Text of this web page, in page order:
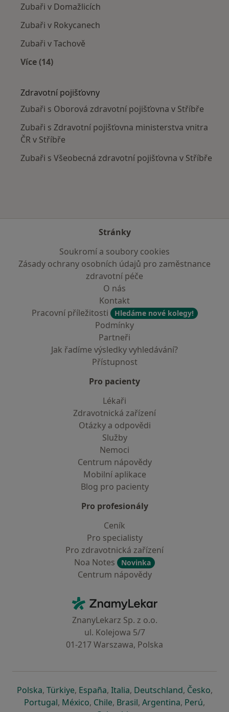
Zubaři v Domažlicích
Zubaři v Rokycanech
Zubaři v Tachově
Více (14)
Zdravotní pojišťovny
Zubaři s Oborová zdravotní pojišťovna v Stříbře
Zubaři s Zdravotní pojišťovna ministerstva vnitra
ČR v Stříbře
Zubaři s Všeobecná zdravotní pojišťovna v Stříbře
Stránky
Soukromí a soubory cookies
Zásady ochrany osobních údajů pro zaměstnance
zdravotní péče
O nás
Kontakt
Pracovní příležitosti
Hledáme nové kolegy!
Podmínky
Partneři
Jak řadíme výsledky vyhledávání?
Přístupnost
Pro pacienty
Lékaři
Zdravotnická zařízení
Otázky a odpovědi
Služby
Nemoci
Centrum nápovědy
Mobilní aplikace
Blog pro pacienty
Pro profesionály
Ceník
Pro specialisty
Pro zdravotnická zařízení
Noa Notes
Novinka
Centrum nápovědy
ZnamyLekar - Hlavní stránka
ZnanyLekarz Sp. z o.o.
ul. Kolejowa 5/7
01-217 Warszawa, Polska
Polskase otevře v nové záložce
, Türkiyese otevře v nové záložce
, Españase otevře v nové záložce
, Italiase otevře v nové záložce
, Deutschlandse otevře v
, Českose
,
Portugalse otevře v nové záložce
, Méxicose otevře v nové záložce
, Chilese otevře v nové záložce
, Brasilse otevře v nové
, Argentinase otevře v
, Perúse
,